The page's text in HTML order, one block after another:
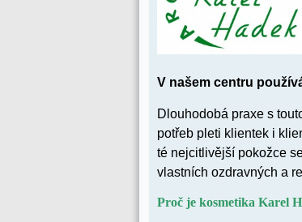
V našem centru
Dlouhodobá praxe s
potřeb pleti klientek i
té nejcitlivější pokožce
vlastních ozdravných a
Proč je kosmetika Karel